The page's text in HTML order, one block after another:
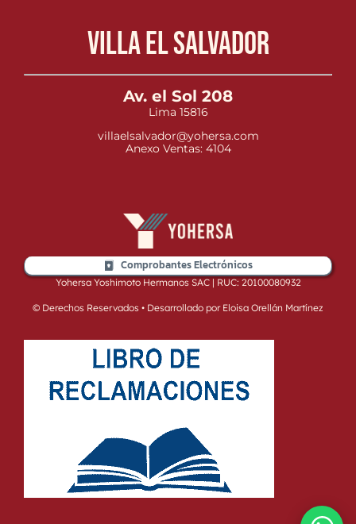
Villa el Salvador
Av. el Sol 208
Lima 15816
villaelsalvador@yohersa.com
Anexo Ventas: 4104
Comprobantes Electrónicos
Yohersa Yoshimoto Hermanos SAC | RUC: 20100080932
© Derechos Reservados • Desarrollado por Eloisa Orellán Martínez